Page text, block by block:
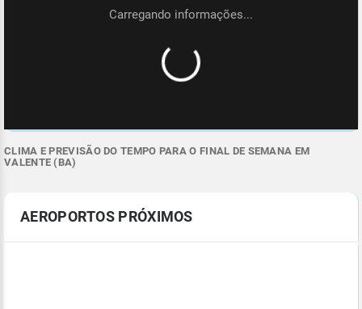
CLIMA E PREVISÃO DO TEMPO PARA O FINAL DE SEMANA EM
VALENTE (BA)
AEROPORTOS PRÓXIMOS